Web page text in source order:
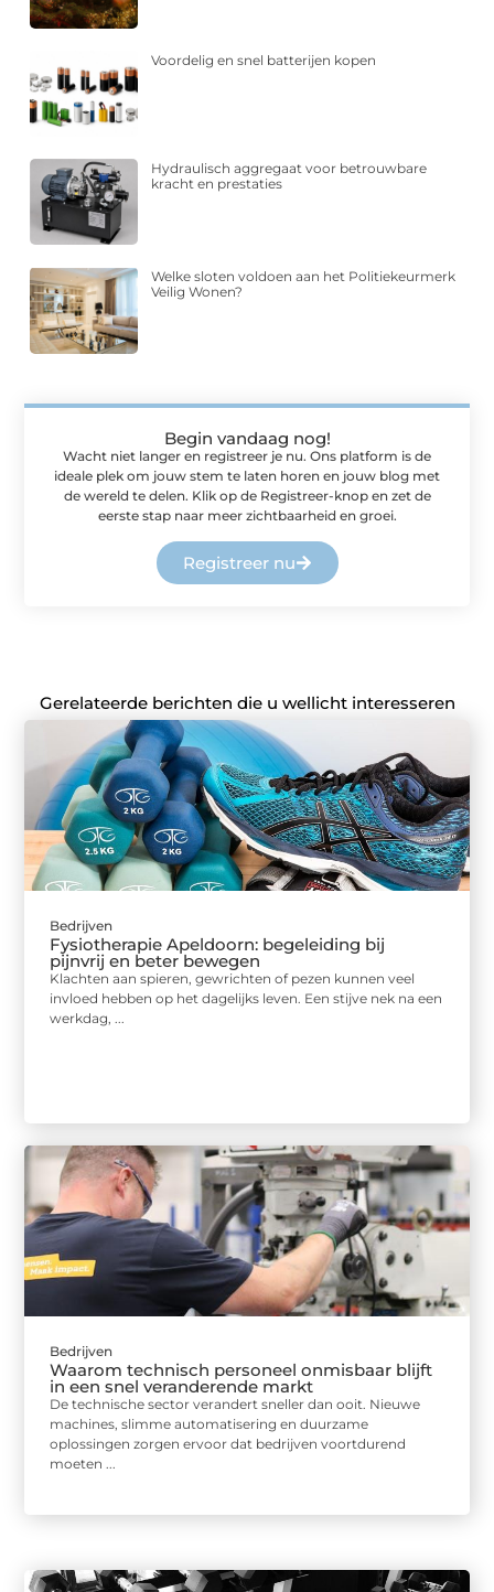
Voordelig en snel batterijen kopen
Hydraulisch aggregaat voor betrouwbare
kracht en prestaties
Welke sloten voldoen aan het Politiekeurmerk
Veilig Wonen?
Begin vandaag nog!
Wacht niet langer en registreer je nu. Ons platform is de
ideale plek om jouw stem te laten horen en jouw blog met
de wereld te delen. Klik op de Registreer-knop en zet de
eerste stap naar meer zichtbaarheid en groei.
Registreer nu
Gerelateerde berichten die u wellicht interesseren
Bedrijven
Fysiotherapie Apeldoorn: begeleiding bij
pijnvrij en beter bewegen
Klachten aan spieren, gewrichten of pezen kunnen veel
invloed hebben op het dagelijks leven. Een stijve nek na een
werkdag, ...
Bedrijven
Waarom technisch personeel onmisbaar blijft
in een snel veranderende markt
De technische sector verandert sneller dan ooit. Nieuwe
machines, slimme automatisering en duurzame
oplossingen zorgen ervoor dat bedrijven voortdurend
moeten ...